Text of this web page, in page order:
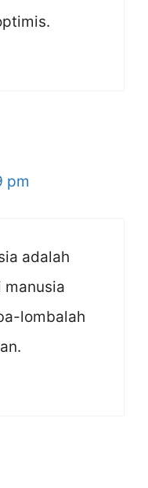
pm
adalah
lombalah